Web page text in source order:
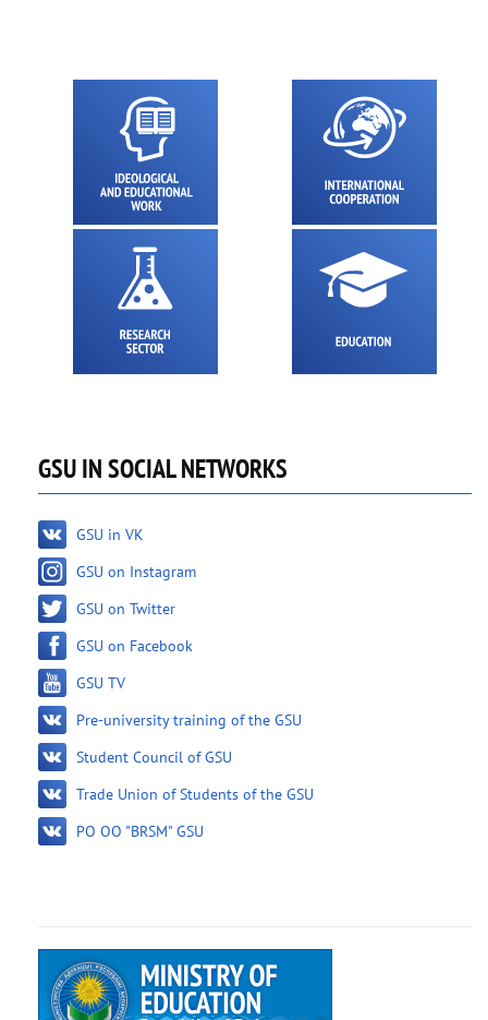
GSU IN SOCIAL NETWORKS
GSU in VK
GSU on Instagram
GSU on Twitter
GSU on Facebook
GSU TV
Pre-university training of the GSU
Student Council of GSU
Trade Union of Students of the GSU
PO OO "BRSM" GSU